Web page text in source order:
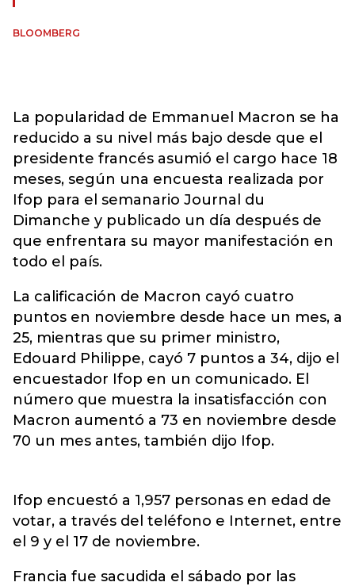
BLOOMBERG
La popularidad de Emmanuel Macron se ha
reducido a su nivel más bajo desde que el
presidente francés asumió el cargo hace 18
meses, según una encuesta realizada por
Ifop para el semanario Journal du
Dimanche y publicado un día después de
que enfrentara su mayor manifestación en
todo el país.
La calificación de Macron cayó cuatro
puntos en noviembre desde hace un mes, a
25, mientras que su primer ministro,
Edouard Philippe, cayó 7 puntos a 34, dijo el
encuestador Ifop en un comunicado. El
número que muestra la insatisfacción con
Macron aumentó a 73 en noviembre desde
70 un mes antes, también dijo Ifop.
Ifop encuestó a 1,957 personas en edad de
votar, a través del teléfono e Internet, entre
el 9 y el 17 de noviembre.
Francia fue sacudida el sábado por las